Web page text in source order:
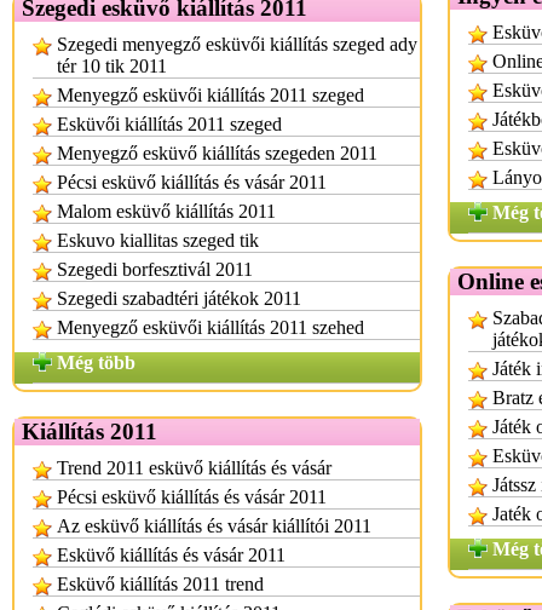
Szegedi esküvő kiállítás 2011
Szegedi menyegző esküvői kiállítás szeged ady
tér 10 tik 2011
Menyegző esküvői kiállítás 2011 szeged
Esküvői kiállítás 2011 szeged
Menyegző esküvő kiállítás szegeden 2011
Pécsi esküvő kiállítás és vásár 2011
Malom esküvő kiállítás 2011
Eskuvo kiallitas szeged tik
Szegedi borfesztivál 2011
Szegedi szabadtéri játékok 2011
Menyegző esküvői kiállítás 2011 szehed
Még több
Kiállítás 2011
Trend 2011 esküvő kiállítás és vásár
Pécsi esküvő kiállítás és vásár 2011
Az esküvő kiállítás és vásár kiállítói 2011
Esküvő kiállítás és vásár 2011
Esküvő kiállítás 2011 trend
Még
Online
Játék
Bratz
Játék
Jaték
Még